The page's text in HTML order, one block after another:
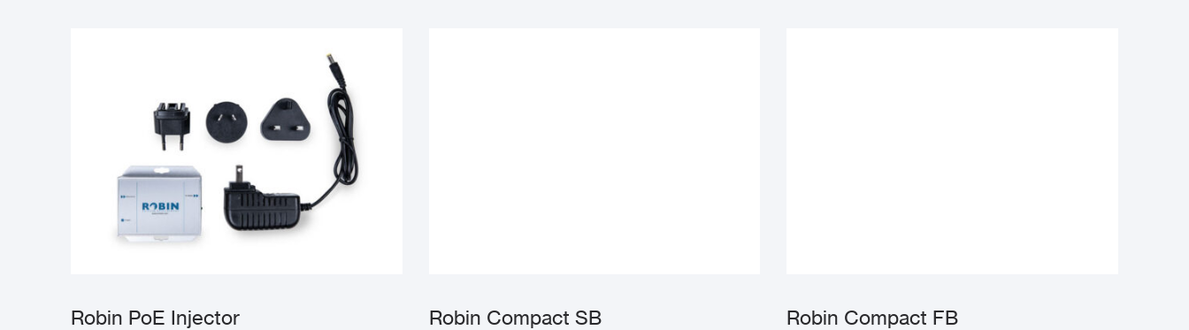
Robin PoE Injector Robin Compact SB Robin Compact FB